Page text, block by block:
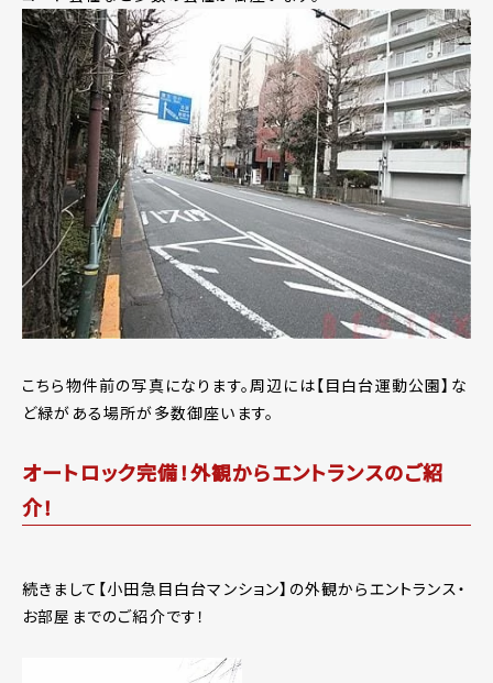
こちら物件前の写真になります。周辺には【目白台運動公園】な
ど緑がある場所が多数御座います。
オートロック完備！外観からエントランスのご紹
介！
続きまして【小田急目白台マンション】の外観からエントランス・
お部屋までのご紹介です！